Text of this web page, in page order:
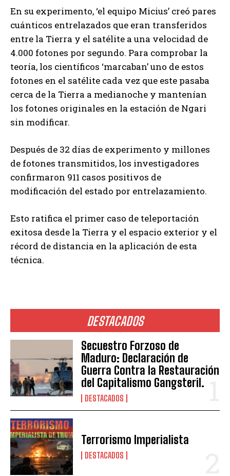
DESTACADOS
Secuestro Forzoso de
Maduro: Declaración de
Guerra Contra la Restauración
del Capitalismo Gangsteril.
DESTACADOS
Terrorismo Imperialista
DESTACADOS
En su experimento, ‘el equipo Micius’ creó pares
cuánticos entrelazados que eran transferidos
entre la Tierra y el satélite a una velocidad de
4.000 fotones por segundo. Para comprobar la
teoría, los científicos ‘marcaban’ uno de estos
fotones en el satélite cada vez que este pasaba
cerca de la Tierra a medianoche y mantenían
los fotones originales en la estación de Ngari
sin modificar.
Después de 32 días de experimento y millones
de fotones transmitidos, los investigadores
confirmaron 911 casos positivos de
modificación del estado por entrelazamiento.
Esto ratifica el primer caso de teleportación
exitosa desde la Tierra y el espacio exterior y el
récord de distancia en la aplicación de esta
técnica.